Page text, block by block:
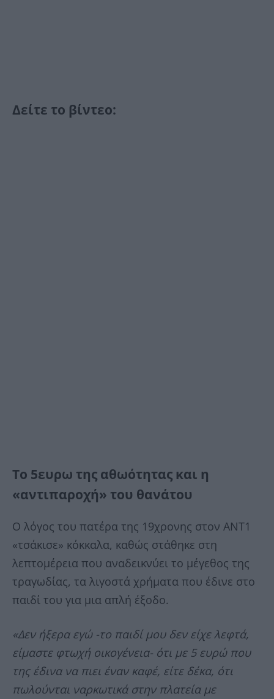
Δείτε το βίντεο:
Το 5ευρω της αθωότητας και η
«αντιπαροχή» του θανάτου
Ο λόγος του πατέρα της 19χρονης στον ΑΝΤ1
«τσάκισε» κόκκαλα, καθώς στάθηκε στη
λεπτομέρεια που αναδεικνύει το μέγεθος της
τραγωδίας, τα λιγοστά χρήματα που έδινε στο
παιδί του για μια απλή έξοδο.
«Δεν ήξερα εγώ -το παιδί μου δεν είχε λεφτά,
είμαστε φτωχή οικογένεια- ότι με 5 ευρώ που
της έδινα να πιει έναν καφέ, είτε δέκα, ότι
πωλούνται ναρκωτικά στην πλατεία με